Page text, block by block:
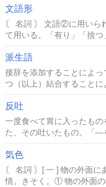
文語形
〘 名詞 〙 文語②に用いら
て用いる。「有り」「捨
派生語
接辞を添加することによ
つ（以上）結合すること
反吐
一度食べて胃に入ったも
た、その吐いたもの。「
気色
〘 名詞 〙[ 一 ] 物の外面
情。きそく。① 物の外面